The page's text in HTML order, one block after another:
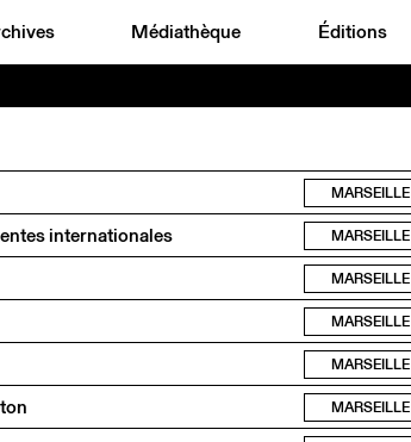
Médiathèque Éditions
MARSEILLE
internationales MARSEILLE
MARSEILLE
MARSEILLE
MARSEILLE
MARSEILLE